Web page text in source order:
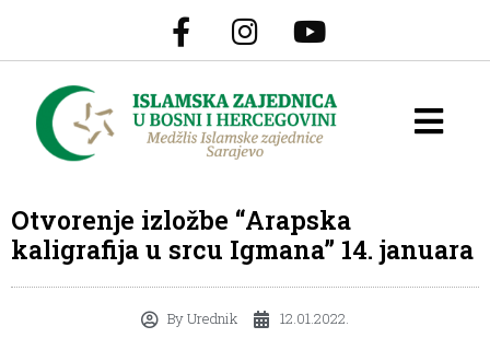
Otvorenje izložbe “Arapska
kaligrafija u srcu Igmana” 14. januara
ByUrednik 12.01.2022.